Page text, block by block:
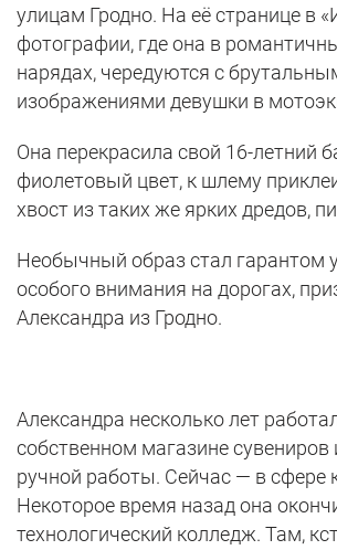
улицам Гродно. На её странице в
фотографии, где она в
нарядах, чередуются с
изображениями девушки в
Она перекрасила свой 16-летний
фиолетовый цвет, к шлему
хвост из таких же ярких дредов,
Необычный образ стал гарантом
особого внимания на дорогах,
Александра из Гродно.
Александра несколько лет
собственном магазине сувениров
ручной работы. Сейчас — в сфере
Некоторое время назад она
технологический колледж. Там,